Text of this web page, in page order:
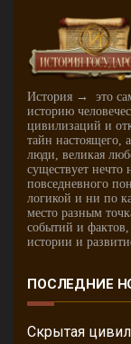
История → это
историю
цивилизаций и
тайн настоящего,
люди, великая
существует нечто
повседневного
логикой и ни по
место разным
событий и
истории и
ПОСЛЕДНИЕ
Скрытая